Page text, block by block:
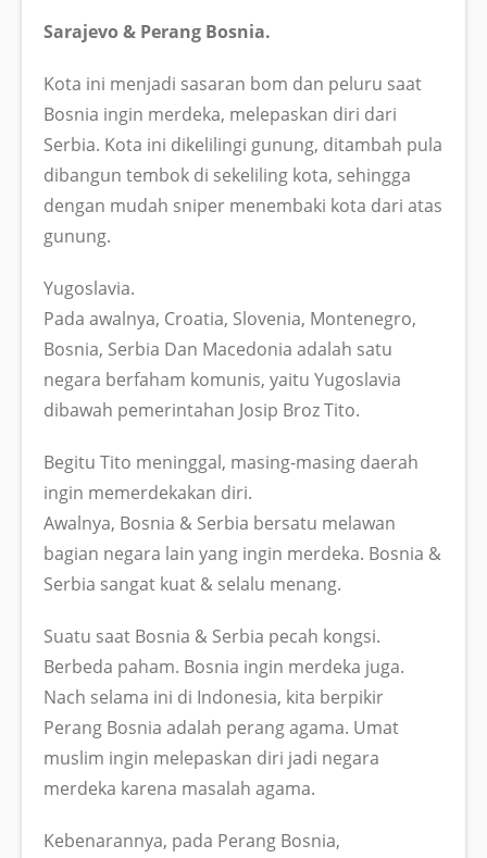
Sarajevo & Perang Bosnia.
Kota ini menjadi sasaran bom dan peluru saat
Bosnia ingin merdeka, melepaskan diri dari
Serbia. Kota ini dikelilingi gunung, ditambah pula
dibangun tembok di sekeliling kota, sehingga
dengan mudah sniper menembaki kota dari atas
gunung.
Yugoslavia.
Pada awalnya, Croatia, Slovenia, Montenegro,
Bosnia, Serbia Dan Macedonia adalah satu
negara berfaham komunis, yaitu Yugoslavia
dibawah pemerintahan Josip Broz Tito.
Begitu Tito meninggal, masing-masing daerah
ingin memerdekakan diri.
Awalnya, Bosnia & Serbia bersatu melawan
bagian negara lain yang ingin merdeka. Bosnia &
Serbia sangat kuat & selalu menang.
Suatu saat Bosnia & Serbia pecah kongsi.
Berbeda paham. Bosnia ingin merdeka juga.
Nach selama ini di Indonesia, kita berpikir
Perang Bosnia adalah perang agama. Umat
muslim ingin melepaskan diri jadi negara
merdeka karena masalah agama.
Kebenarannya, pada Perang Bosnia,